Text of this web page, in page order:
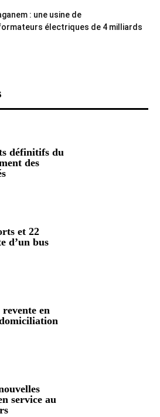
: une usine de
électriques de 4 milliards
définitifs du
des
et 22
d’un bus
en
service au